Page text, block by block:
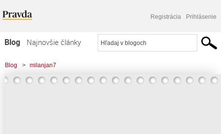
Registrácia Prihlásenie
Blog
Najnovšie články
Najčítanejšie články
Najkomentovanejšie články
Blog > milanjan7
> Sudkyňa dostane 200 tisíc eur - a čo ja ? alebo Aj novinár sa dožije